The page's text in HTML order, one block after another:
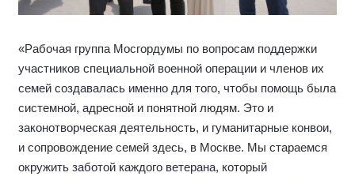
«Рабочая группа Мосгордумы по вопросам поддержки
участников специальной военной операции и членов их
семей создавалась именно для того, чтобы помощь была
системной, адресной и понятной людям. Это и
законотворческая деятельность, и гуманитарные конвои,
и сопровождение семей здесь, в Москве. Мы стараемся
окружить заботой каждого ветерана, который